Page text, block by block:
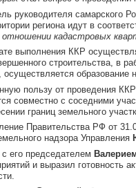
самарского
региона идут в
кадастровых
выполнения ККР
строительства, в
осуществляется образование
пользу от проведения
совместно с соседними
границ земельного
Правительства РФ от
надзора Управления
его председателем
и выразил готовность